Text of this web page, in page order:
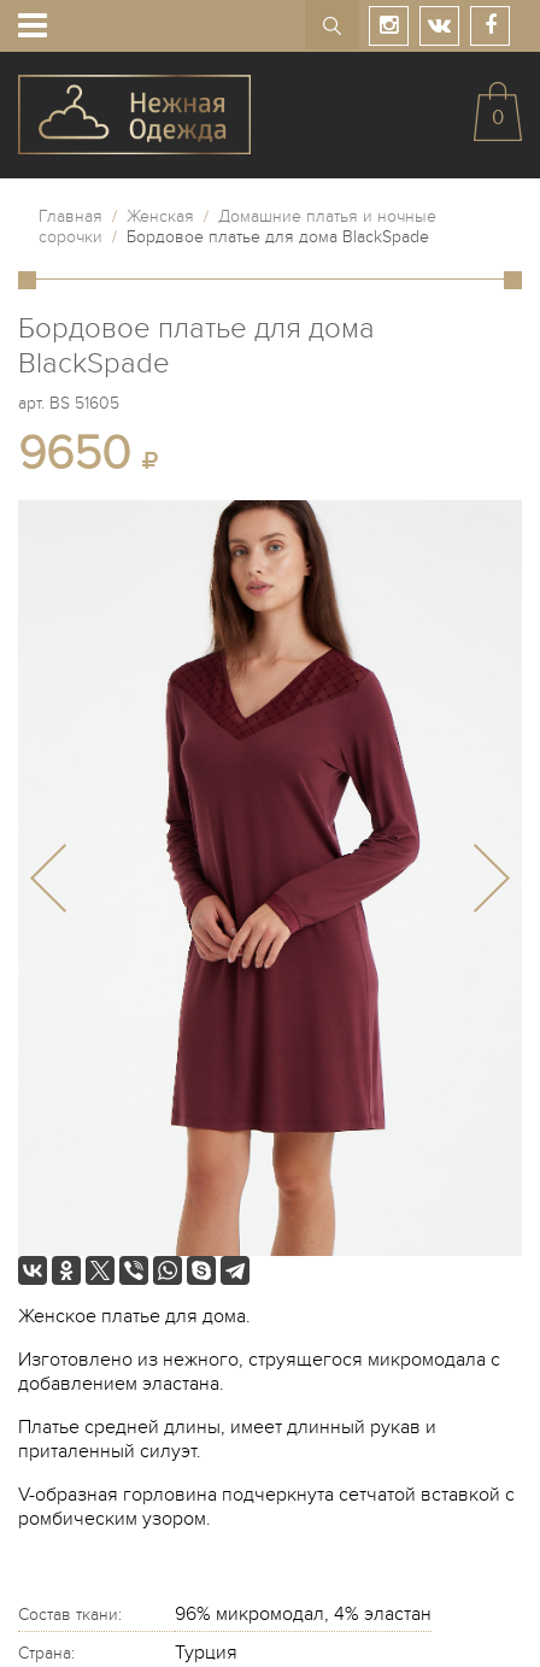
0
Главная / Женская / Домашние платья и ночные
сорочки / Бордовое платье для дома BlackSpade
Бордовое платье для дома
BlackSpade
арт. BS 51605
9650
Женское платье для дома.
Изготовлено из нежного, струящегося микромодала с
добавлением эластана.
Платье средней длины, имеет длинный рукав и
приталенный силуэт.
V-образная горловина подчеркнута сетчатой вставкой с
ромбическим узором.
Состав ткани: 96% микромодал, 4% эластан
Страна: Турция